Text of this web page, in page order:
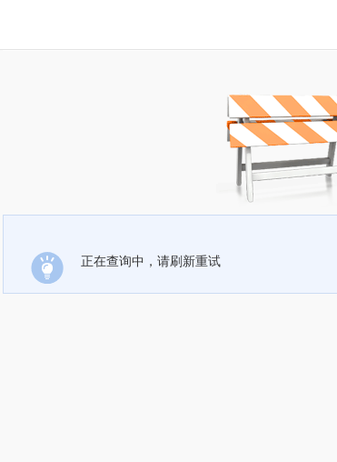
正在查询中，请刷新重试